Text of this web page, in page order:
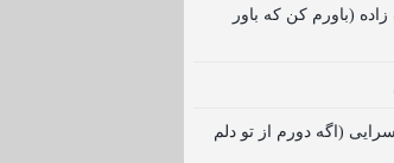
(باورم کن که باور
(اگه دورم از تو دلم